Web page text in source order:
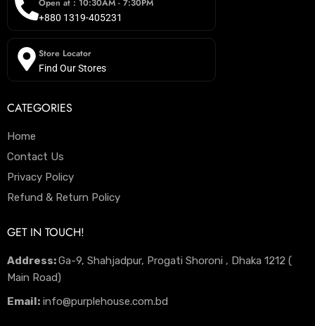
Open at : 10:30AM - 7:30PM
+880 1319-405231
Store Locator
Find Our Stores
CATEGORIES
Home
Contact Us
Privacy Policy
Refund & Return Policy
GET IN TOUCH!
Address:Ga-9, Shahjadpur, Progati Shoroni , Dhaka 1212 (
Main Road)
Email: info@purplehouse.com.bd